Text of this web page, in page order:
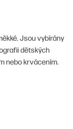
Jsou vybírány
dětských
nebo krvácením.